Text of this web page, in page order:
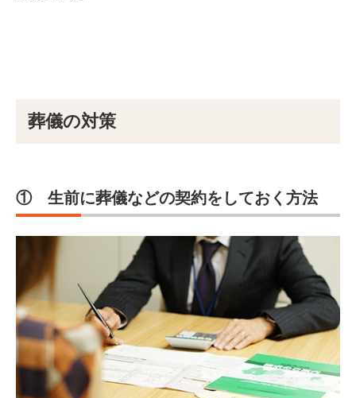
葬儀の対策
① 生前に葬儀などの契約をしておく方法